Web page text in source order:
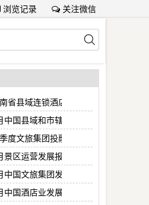
浏览记录 关注微信
省县域连锁酒店市场供给分析报告
国县域和市辖区旅游传播报告
度文旅集团投融资分析报告
区运营发展报告
国文旅集团发展报告
国酒店业发展报告